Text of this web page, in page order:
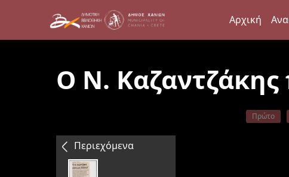
Αρχική
Ο Ν. Καζαντζάκης
Περιεχόμενα
Πρώτο